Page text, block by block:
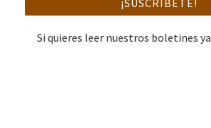
Si quieres leer nuestros boletines